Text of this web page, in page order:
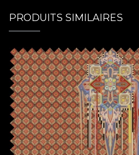
PRODUITS SIMILAIRES